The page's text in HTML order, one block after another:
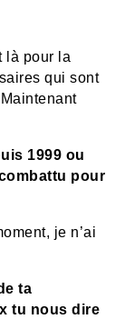
là pour la
qui sont
1999 ou
pour
je n’ai
ta
tu nous dire